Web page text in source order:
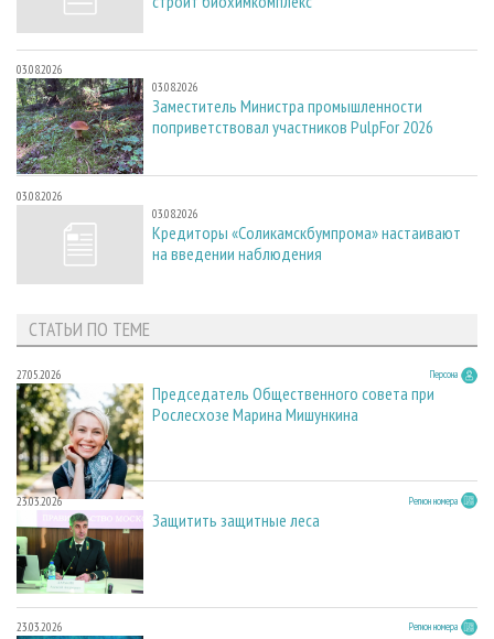
03.08.2026
03.08.2026
Заместитель Министра промышленности
поприветствовал участников PulpFor 2026
03.08.2026
03.08.2026
Кредиторы «Соликамскбумпрома» настаивают
на введении наблюдения
СТАТЬИ ПО ТЕМЕ
27.05.2026 Персона
Председатель Общественного совета при
Рослесхозе Марина Мишункина
23.03.2026 Регион номера
Защитить защитные леса
23.03.2026 Регион номера